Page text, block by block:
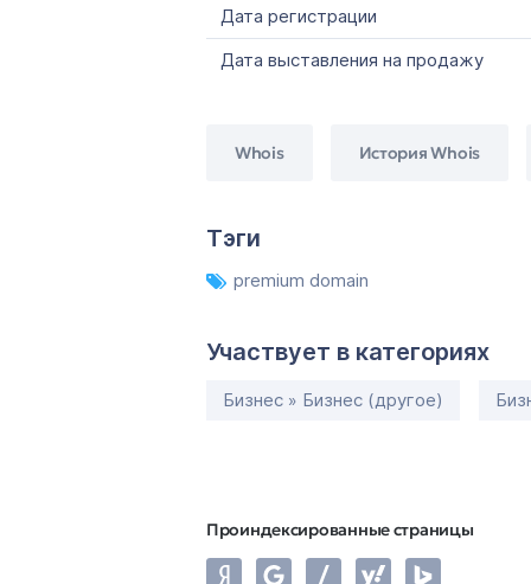
Дата регистрации
Дата выставления на продажу
Whois История Whois
Тэги
premium domain
Участвует в категориях
Бизнес » Бизнес (другое)
Проиндексированные страницы